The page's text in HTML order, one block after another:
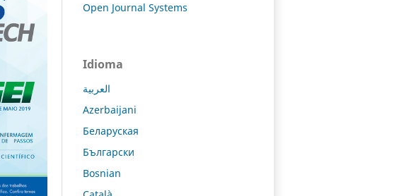
Open Journal Systems
Idioma
العربية
Azerbaijani
Беларуская
Български
Bosnian